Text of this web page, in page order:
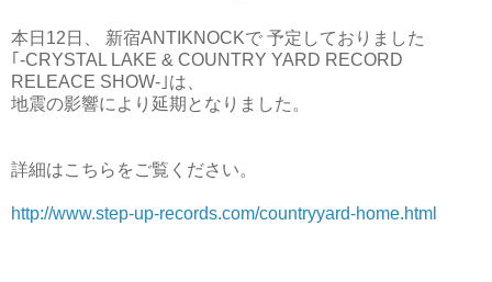
本日12日、 新宿ANTIKNOCKで 予定しておりました
｢-CRYSTAL LAKE & COUNTRY YARD RECORD
RELEACE SHOW-｣は、
地震の影響により延期となりました。
詳細はこちらをご覧ください。
http://www.step-up-records.com/countryyard-home.html